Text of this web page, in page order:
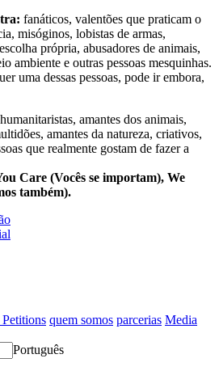
fanáticos, valentões que praticam o
misóginos, lobistas de armas,
própria, abusadores de animais,
ambiente e outras pessoas mesquinhas.
uma dessas pessoas, pode ir embora,
humanitaristas, amantes dos animais,
amantes da natureza, criativos,
que realmente gostam de fazer a
Care (Vocês se importam), We
também).
quem somos parcerias Media
Português